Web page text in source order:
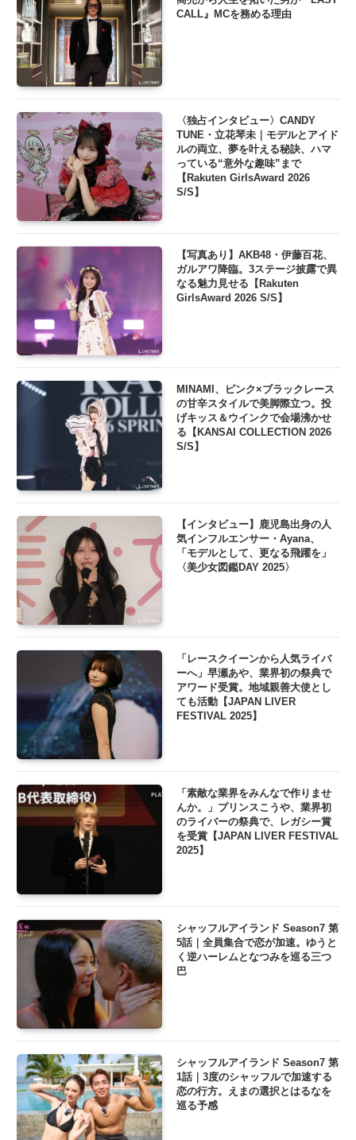
CALL』MCを務める理由
〈独占インタビュー〉CANDY
TUNE・立花琴未｜モデルとアイド
ルの両立、夢を叶える秘訣、ハマ
っている“意外な趣味”まで
【Rakuten GirlsAward 2026
S/S】
【写真あり】AKB48・伊藤百花、
ガルアワ降臨。3ステージ披露で異
なる魅力見せる【Rakuten
GirlsAward 2026 S/S】
MINAMI、ピンク×ブラックレース
の甘辛スタイルで美脚際立つ。投
げキッス＆ウインクで会場沸かせ
る【KANSAI COLLECTION 2026
S/S】
【インタビュー】鹿児島出身の人
気インフルエンサー・Ayana、
「モデルとして、更なる飛躍を」
〈美少女図鑑DAY 2025〉
「レースクイーンから人気ライバ
ーへ」早瀬あや、業界初の祭典で
アワード受賞。地域親善大使とし
ても活動【JAPAN LIVER
FESTIVAL 2025】
「素敵な業界をみんなで作りませ
んか。」プリンスこうや、業界初
のライバーの祭典で、レガシー賞
を受賞【JAPAN LIVER FESTIVAL
2025】
シャッフルアイランド Season7 第
5話｜全員集合で恋が加速。ゆうと
く逆ハーレムとなつみを巡る三つ
巴
シャッフルアイランド Season7 第
1話｜3度のシャッフルで加速する
恋の行方。えまの選択とはるなを
巡る予感